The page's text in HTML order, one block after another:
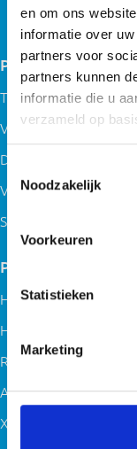
en om ons
informatie over
partners voor
partners kunnen
informatie die u
verzameld op
Toestemmingsselectie
Noodzakelijk
Voorkeuren
Statistieken
Marketing
Producten
Transportsystemen
Verpakkingssystemen
Diverse machines
Verstelbare opstap
Service & onderhoud
Projecten
Hamiplant
Hermadix
Rimboe Sauzen
Akzonobel –
Xella